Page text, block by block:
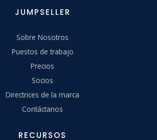
JUMPSELLER
Sobre Nosotros
Puestos de trabajo
Precios
Socios
Directrices de la marca
Contáctanos
RECURSOS